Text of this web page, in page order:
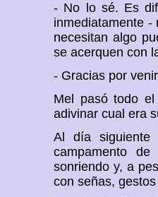
- No lo sé. Es
inmediatamente -
necesitan algo
se acerquen con
- Gracias por
Mel pasó todo
adivinar cual era
Al día
campamento
sonriendo y, a
con señas,